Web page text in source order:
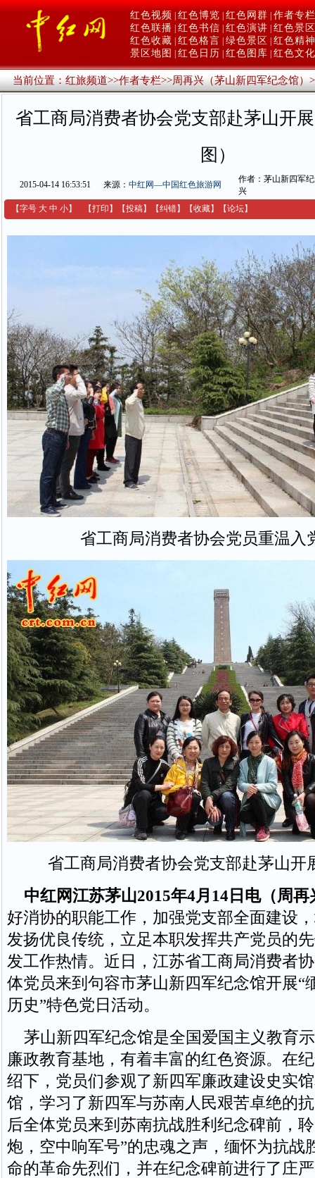
红色视频 红色博览 红色网群 作者专栏
红色联播 红色书信 红色演讲 红色景区
红色收藏 红色格言 绿色景区
红色精神
景区地图
红色日历 红色图库 红色文化
当前位置：红旅频道>>作者专栏>>周再兴（茅山新四军纪念馆）
省工商局消费者协会党支部赴茅山开
图）
2015-04-14 16:53:51 来源： 中红网—中国红色旅游网
作者：茅山新四军
兴
【字号 大 中 小】 【打印 】 【投稿】 【纠错】 【收藏】 【论坛】
省工商局消费者协会党员重温入
省工商局消费者协会党支部赴茅山开
中红网江苏茅山2015年4月14日电（周再
好消协的职能工作，加强党支部全面建设
发扬优良传统，立足本职发挥共产党员的
发工作热情。近日，江苏省工商局消费者
体党员来到句容市茅山新四军纪念馆开展“
历史”特色党日活动。
茅山新四军纪念馆是全国爱国主义教育
廉政教育基地，有着丰富的红色资源。在
绍下，党员们参观了新四军廉政建设史实
馆，学习了新四军与苏南人民艰苦卓绝的
后全体党员来到苏南抗战胜利纪念碑前，
炮，空中响军号”的忠魂之声，缅怀为抗战
命的革命先烈们，并在纪念碑前进行了庄